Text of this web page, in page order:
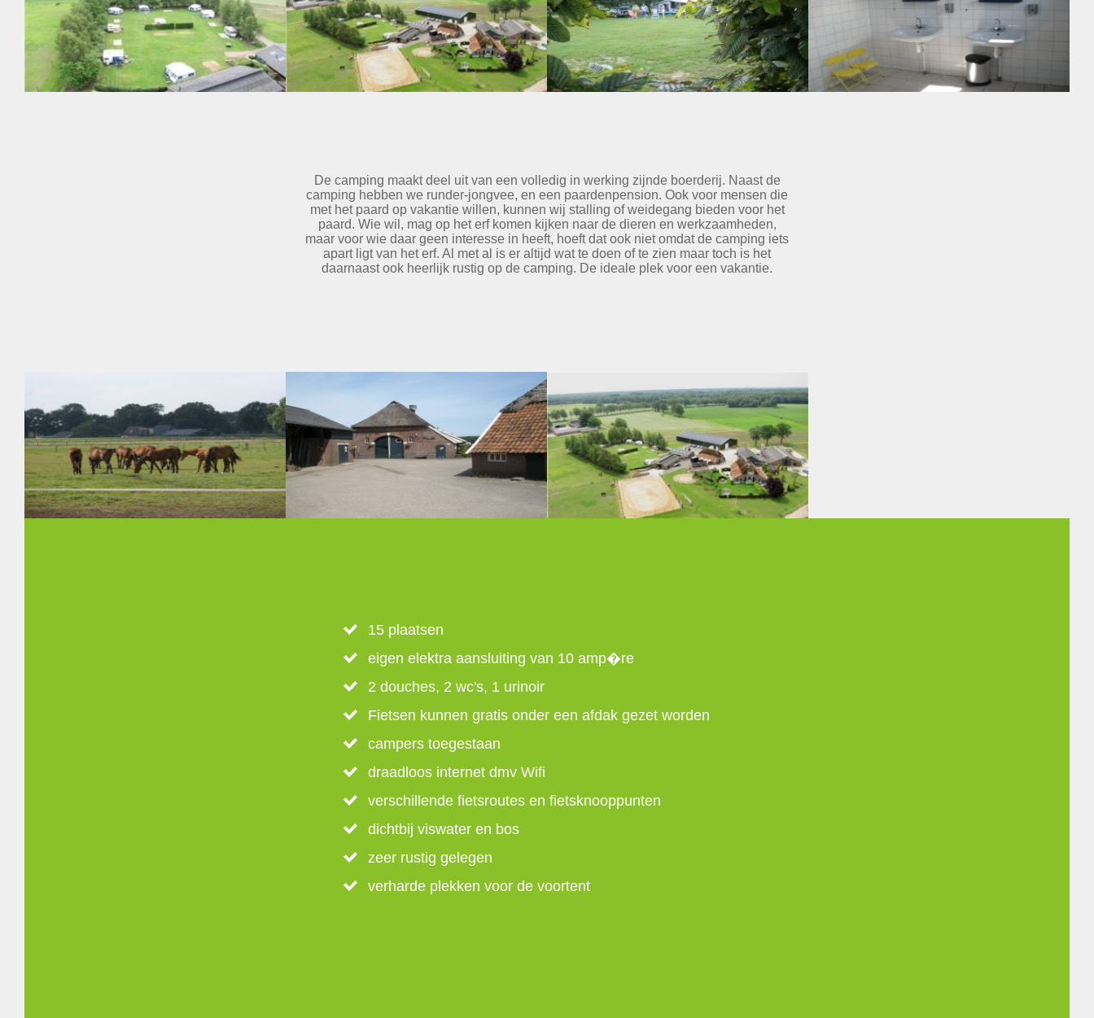
De camping maakt deel uit van een volledig in werking zijnde boerderij. Naast de
camping hebben we runder-jongvee, en een paardenpension. Ook voor mensen die
met het paard op vakantie willen, kunnen wij stalling of weidegang bieden voor het
paard. Wie wil, mag op het erf komen kijken naar de dieren en werkzaamheden,
maar voor wie daar geen interesse in heeft, hoeft dat ook niet omdat de camping iets
apart ligt van het erf. Al met al is er altijd wat te doen of te zien maar toch is het
daarnaast ook heerlijk rustig op de camping. De ideale plek voor een vakantie.
15 plaatsen
eigen elektra aansluiting van 10 amp�re
2 douches, 2 wc's, 1 urinoir
Fietsen kunnen gratis onder een afdak gezet worden
campers toegestaan
draadloos internet dmv Wifi
verschillende fietsroutes en fietsknooppunten
dichtbij viswater en bos
zeer rustig gelegen
verharde plekken voor de voortent